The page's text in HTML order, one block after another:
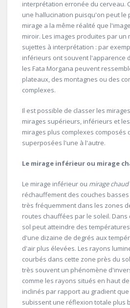
interprétation erronée du cerveau.
une hallucination puisqu'on peut le
mirage a la même réalité que
miroir. Les images produites par un
sujettes à interprétation : par
inférieurs ont souvent l'apparence
les Fata Morgana peuvent
plateaux, des montagnes ou des
complexes.
Il est possible de classer les
mirages supérieurs, inférieurs et
mirages plus complexes composés
superposées l'une à l'autre.
Le mirage inférieur ou mirage
Le mirage inférieur ou mirage chaud
réchauffement des couches
très fréquemment dans les zones
routes chauffées par le soleil. Dans
sol peut atteindre des
d'une dizaine de degrés aux
d'air plus élevées. Les rayons
courbés dans cette zone près du
très souvent un phénomène
comme les rayons situés en haut
inclinés par rapport au gradient
subissent une réflexion totale plus